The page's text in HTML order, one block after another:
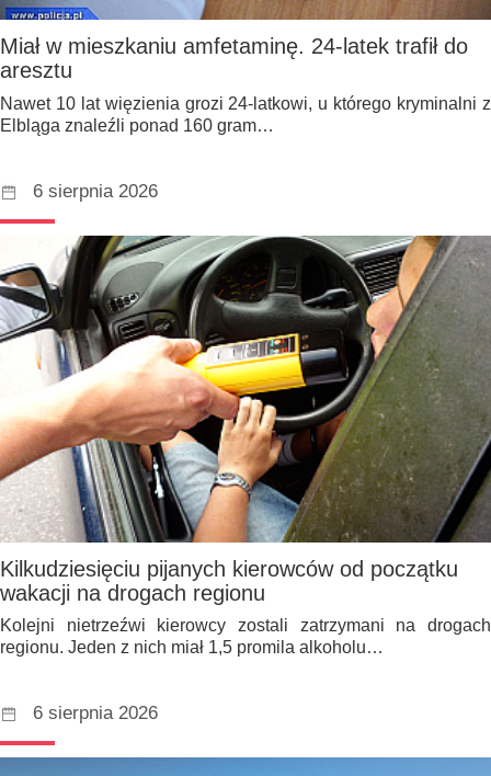
Miał w mieszkaniu amfetaminę. 24-latek trafił do
aresztu
Nawet 10 lat więzienia grozi 24-latkowi, u którego kryminalni z
Elbląga znaleźli ponad 160 gram…
6 sierpnia 2026
Kilkudziesięciu pijanych kierowców od początku
wakacji na drogach regionu
Kolejni nietrzeźwi kierowcy zostali zatrzymani na drogach
regionu. Jeden z nich miał 1,5 promila alkoholu…
6 sierpnia 2026